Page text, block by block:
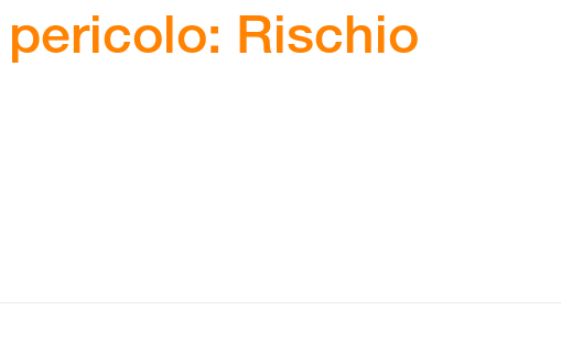
Rischio